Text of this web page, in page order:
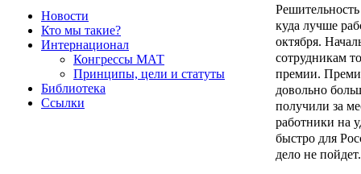
Новости
Кто мы такие?
Интернационал
Конгрессы МАТ
Принципы, цели и статуты
Библиотека
Ссылки
куда лучше
октября.
сотрудникам
премии.
довольно
получили за
работники на
быстро для
дело не пойдет.